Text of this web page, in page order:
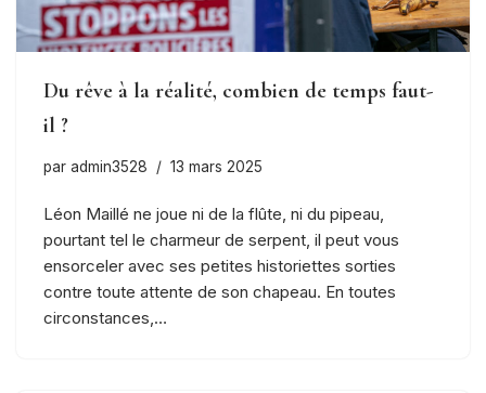
Du rêve à la réalité, combien de temps faut-
il ?
par admin3528 13 mars 2025
Léon Maillé ne joue ni de la flûte, ni du pipeau,
pourtant tel le charmeur de serpent, il peut vous
ensorceler avec ses petites historiettes sorties
contre toute attente de son chapeau. En toutes
circonstances,…